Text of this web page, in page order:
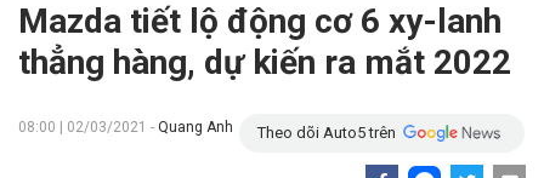
Mazda tiết lộ động cơ 6 xy-lanh
thẳng hàng, dự kiến ra mắt 2022
08:00 | 02/03/2021 - Quang Anh Theo dõi Auto5 trên